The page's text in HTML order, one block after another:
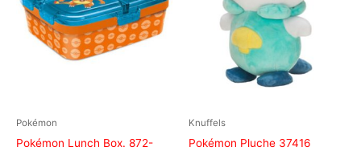
Pokémon
Pokémon Lunch Box. 872-
Knuffels
Pokémon Pluche 37416